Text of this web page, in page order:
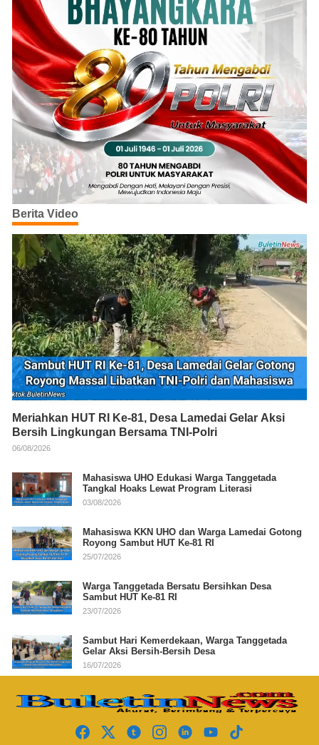
Berita Video
Meriahkan HUT RI Ke-81, Desa Lamedai Gelar Aksi
Bersih Lingkungan Bersama TNI-Polri
06/08/2026
Mahasiswa UHO Edukasi Warga Tanggetada
Tangkal Hoaks Lewat Program Literasi
03/08/2026
Mahasiswa KKN UHO dan Warga Lamedai Gotong
Royong Sambut HUT Ke-81 RI
25/07/2026
Warga Tanggetada Bersatu Bersihkan Desa
Sambut HUT Ke-81 RI
23/07/2026
Sambut Hari Kemerdekaan, Warga Tanggetada
Gelar Aksi Bersih-Bersih Desa
16/07/2026